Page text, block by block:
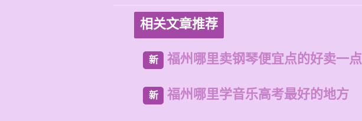
相关文章推荐
新 福州哪里卖钢琴便宜点的好卖一点
新 福州哪里学音乐高考最好的地方